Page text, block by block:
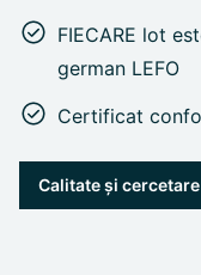
FIECARE lot
german LEFO
Certificat
Calitate și cercetare